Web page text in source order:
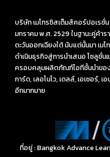
บริษัท เมโทรซิสเต็มส์คอร์ปอเรชั่
มกราคม พ.ศ. 2529 ในฐานะคู่ค้า
ตะวันออกเฉียงใต้ นับแต่นั้นมา เม
ดำเนินธุรกิจสู่การนำเสนอ โซลูชั่
ครอบคลุมผลิตภัณฑ์ไอทีชั้นนำขอ
การ์ด, เลอโนโว, เดลล์, เอเซอร์,
อีกมากมาย
ที่อยู่ : Bangkok Advance